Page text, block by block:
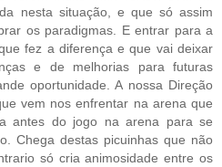
nesta situação, e que só assim
os paradigmas. E entrar para a
fez a diferença e que vai deixar
e de melhorias para futuras
oportunidade. A nossa Direção
vem nos enfrentar na arena que
antes do jogo na arena para se
Chega destas picuinhas que não
só cria animosidade entre os